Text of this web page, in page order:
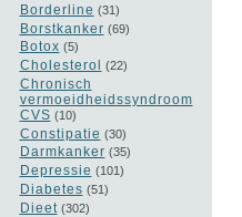
Borderline (31)
Borstkanker (69)
Botox (5)
Cholesterol (22)
Chronisch
vermoeidheidssyndroom
CVS (10)
Constipatie (30)
Darmkanker (35)
Depressie (101)
Diabetes (51)
Dieet (302)